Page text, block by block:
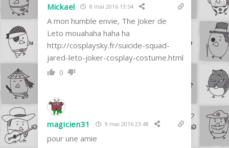
Mickael 8 mai 2016 13:54
A mon humble envie, The Joker de
Leto mouahaha haha ha
http://cosplaysky.fr/suicide-squad-
jared-leto-joker-cosplay-costume.html
0
magicien31 9 mai 2016 23:48
pour une amie